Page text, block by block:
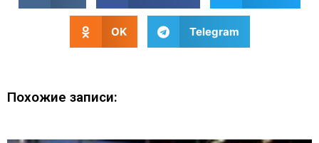
OK Telegram
Похожие записи: